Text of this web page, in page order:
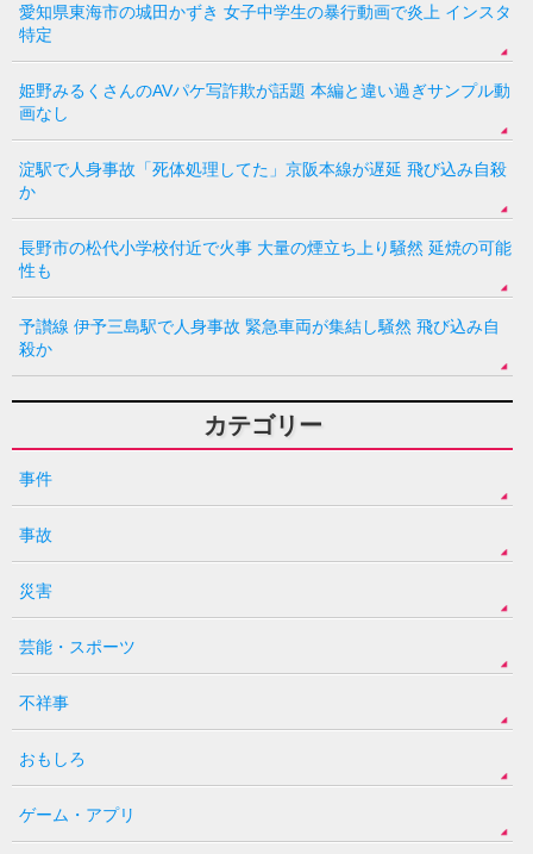
愛知県東海市の城田かずき 女子中学生の暴行動画で炎上 インスタ
特定
姫野みるくさんのAVパケ写詐欺が話題 本編と違い過ぎサンプル動
画なし
淀駅で人身事故「死体処理してた」京阪本線が遅延 飛び込み自殺
か
長野市の松代小学校付近で火事 大量の煙立ち上り騒然 延焼の可能
性も
予讃線 伊予三島駅で人身事故 緊急車両が集結し騒然 飛び込み自
殺か
カテゴリー
事件
事故
災害
芸能・スポーツ
不祥事
おもしろ
ゲーム・アプリ